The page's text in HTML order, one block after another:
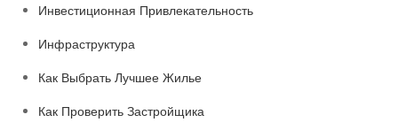
Инвестиционная Привлекательность
Инфраструктура
Как Выбрать Лучшее Жилье
Как Проверить Застройщика